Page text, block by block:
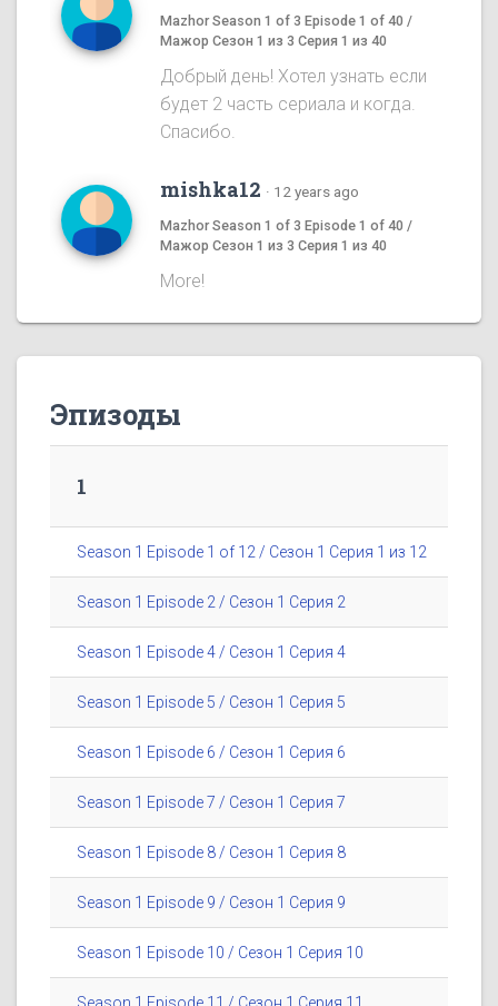
Mazhor Season 1 of 3 Episode 1 of 40 /
Мажор Сезон 1 из 3 Серия 1 из 40
Добрый день! Хотел узнать если
будет 2 часть сериала и когда.
Спасибо.
mishka12 · 12 years ago
Mazhor Season 1 of 3 Episode 1 of 40 /
Мажор Сезон 1 из 3 Серия 1 из 40
More!
Эпизоды
1
Season 1 Episode 1 of 12 / Сезон 1 Серия 1 из 12
Season 1 Episode 2 / Сезон 1 Серия 2
Season 1 Episode 4 / Сезон 1 Серия 4
Season 1 Episode 5 / Сезон 1 Серия 5
Season 1 Episode 6 / Сезон 1 Серия 6
Season 1 Episode 7 / Сезон 1 Серия 7
Season 1 Episode 8 / Сезон 1 Серия 8
Season 1 Episode 9 / Сезон 1 Серия 9
Season 1 Episode 10 / Сезон 1 Серия 10